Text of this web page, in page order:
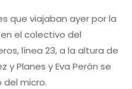
que viajaban ayer por la
el colectivo del
línea 23, a la altura de
y Planes y Eva Perón se
micro.